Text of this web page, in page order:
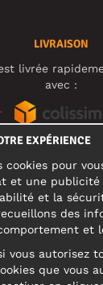
LIVRAISON
livrée
avec :
mnt 5, EE-
Reg: 12356245
EXPÉRIENCE
cookies pour
et une publicité
et la
des
et
vous autorisez
que vous